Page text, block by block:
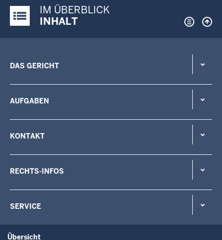
Justiz-Portal im Überblick:
IM ÜBERBLICK
INHALT
DAS GERICHT
AUFGABEN
KONTAKT
RECHTS-INFOS
SERVICE
Übersicht